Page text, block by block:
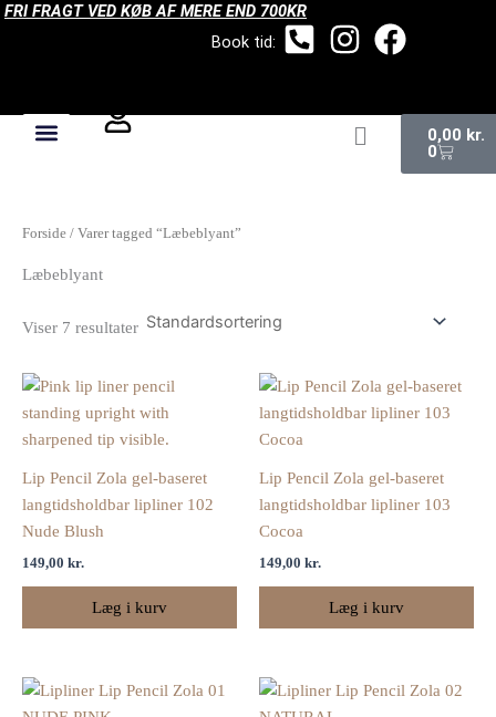
Gå
Book tid:
FRI FRAGT VED KØB AF MERE END 700KR
0,00 kr.
0
Kurv
Forside / Varer tagged “Læbeblyant”
Læbeblyant
Viser 7 resultater
Lip Pencil Zola gel-baseret
langtidsholdbar lipliner 102
Nude Blush
149,00 kr.
Læg i kurv
Lip Pencil Zola gel-baseret
langtidsholdbar lipliner 103
Cocoa
149,00 kr.
Læg i kurv